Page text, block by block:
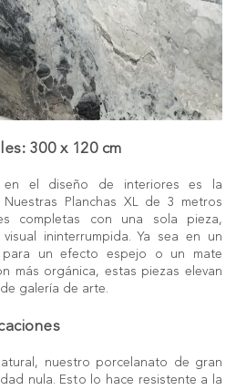
300 x 120 cm
en el diseño de interiores es la
Planchas XLde 3 metros
completas con una sola pieza,
ininterrumpida. Ya sea en un
un efecto espejo o un mate
más orgánica, estas piezas elevan
galería de arte.
nuestro porcelanato de gran
nula. Esto lo hace resistente a la